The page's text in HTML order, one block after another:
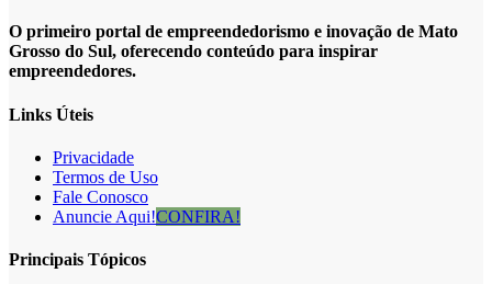
O primeiro portal de empreendedorismo e inovação de Mato
Grosso do Sul, oferecendo conteúdo para inspirar
empreendedores.
Links Úteis
Privacidade
Termos de Uso
Fale Conosco
Anuncie Aqui!CONFIRA!
Principais Tópicos